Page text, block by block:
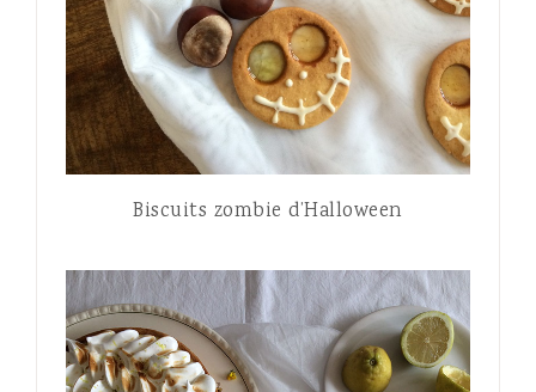
Biscuits zombie d’Halloween